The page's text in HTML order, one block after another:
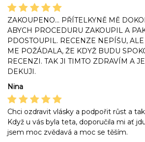
ZAKOUPENO... PŘÍTELKYNĚ MĚ
ABYCH PROCEDURU ZAKOUPIL A
PDOSTOUPIL. RECENZE NEPÍŠU,
ME POŽÁDALA, ŽE KDYŽ BUDU
RECENZI. TAK JI TIMTO ZDRAVÍM A
DEKUJI.
Nina
Chci ozdravit vlásky a podpořit růst a
Když u vás byla teta, doporučila mi ať
jsem moc zvědavá a moc se těším.